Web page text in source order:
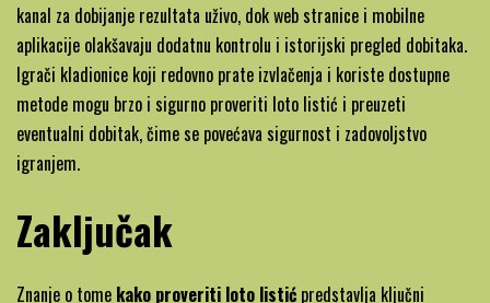
kanal za dobijanje rezultata uživo, dok web stranice i mobilne
aplikacije olakšavaju dodatnu kontrolu i istorijski pregled dobitaka.
Igrači kladionice koji redovno prate izvlačenja i koriste dostupne
metode mogu brzo i sigurno proveriti loto listić i preuzeti
eventualni dobitak, čime se povećava sigurnost i zadovoljstvo
igranjem.
Zaključak
Znanje o tome kako proveriti loto listić predstavlja ključni